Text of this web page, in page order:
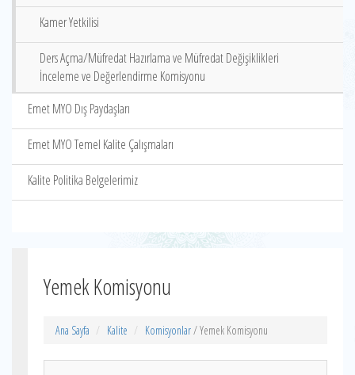
Kamer Yetkilisi
Ders Açma/Müfredat Hazırlama ve Müfredat Değişiklikleri
İnceleme ve Değerlendirme Komisyonu
Emet MYO Dış Paydaşları
Emet MYO Temel Kalite Çalışmaları
Kalite Politika Belgelerimiz
Yemek Komisyonu
Ana Sayfa Kalite Komisyonlar/ Yemek Komisyonu